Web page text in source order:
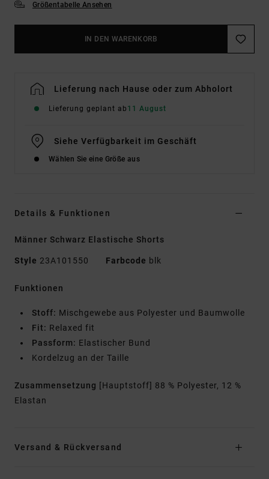
Größentabelle Ansehen
IN DEN WARENKORB
Lieferung nach Hause oder zum Abholort
Lieferung geplant ab 11 August
Siehe Verfügbarkeit im Geschäft
Wählen Sie eine Größe aus
Details & Funktionen
Männer Schwarz Elastische Shorts
Style 23A101550 Farbcode blk
Funktionen
Stoff: Mischgewebe aus Polyester und Baumwolle
Fit: Relaxed fit
Passform: Elastischer Bund
Kordelzug an der Taille
Zusammensetzung [Hauptstoff] 88 % Polyester, 12 %
Elastan
Versand & Rückversand